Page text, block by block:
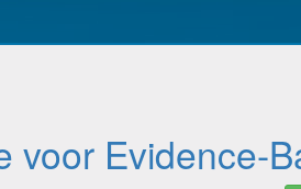
voor Evidence-